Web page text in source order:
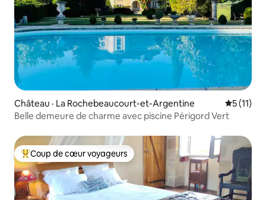
Château · La Rochebeaucourt-et-Argentine Note
5 (11)
Belle demeure de charme avec piscine Périgord Vert
Coup de cœur voyageurs parmi les plus aimés
Coup de cœur voyageurs